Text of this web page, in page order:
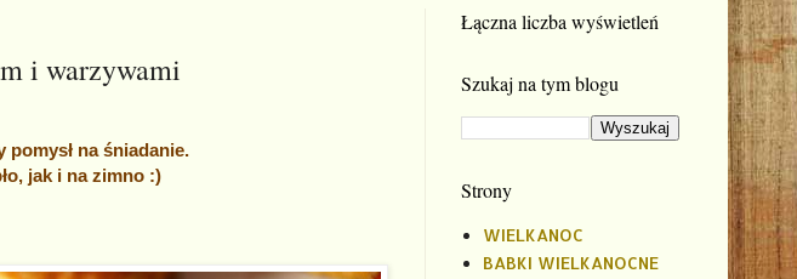
i warzywami
na śniadanie.
jak i na zimno :)
Łączna liczba wyświetleń
Szukaj na tym blogu
Strony
WIELKANOC
BABKI WIELKANOCNE